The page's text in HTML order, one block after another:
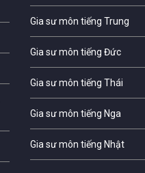
Gia sư môn tiếng Trung
Gia sư môn tiếng Đức
Gia sư môn tiếng Thái
Gia sư môn tiếng Nga
Gia sư môn tiếng Nhật